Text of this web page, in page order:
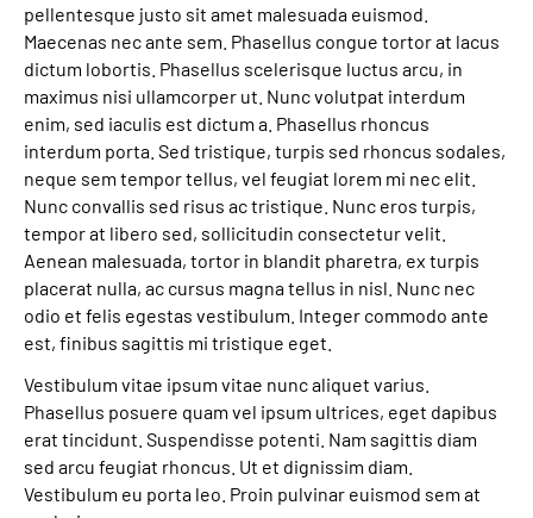
Suche
Leichte Sprache
Gebärdensprache
Login
pellentesque justo sit amet malesuada euismod.
Maecenas nec ante sem. Phasellus congue tortor at lacus
dictum lobortis. Phasellus scelerisque luctus arcu, in
maximus nisi ullamcorper ut. Nunc volutpat interdum
enim, sed iaculis est dictum a. Phasellus rhoncus
interdum porta. Sed tristique, turpis sed rhoncus sodales,
neque sem tempor tellus, vel feugiat lorem mi nec elit.
Nunc convallis sed risus ac tristique. Nunc eros turpis,
tempor at libero sed, sollicitudin consectetur velit.
Aenean malesuada, tortor in blandit pharetra, ex turpis
placerat nulla, ac cursus magna tellus in nisl. Nunc nec
odio et felis egestas vestibulum. Integer commodo ante
est, finibus sagittis mi tristique eget.
Vestibulum vitae ipsum vitae nunc aliquet varius.
Phasellus posuere quam vel ipsum ultrices, eget dapibus
erat tincidunt. Suspendisse potenti. Nam sagittis diam
sed arcu feugiat rhoncus. Ut et dignissim diam.
Vestibulum eu porta leo. Proin pulvinar euismod sem at